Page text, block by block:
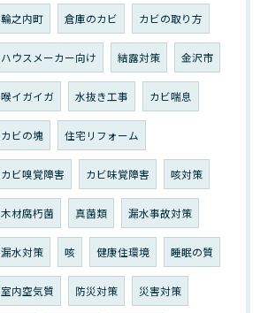
輪之内町 倉庫のカビ カビの取り方
ハウスメーカー向け 結露対策 金沢市
喉イガイガ 水抜き工事 カビ喘息
カビの塊 住宅リフォーム
カビ嗅覚障害 カビ味覚障害 咳対策
木材腐朽菌 真菌類 漏水事故対策
漏水対策 咳 健康住環境 睡眠の質
室内空気質 防災対策 災害対策